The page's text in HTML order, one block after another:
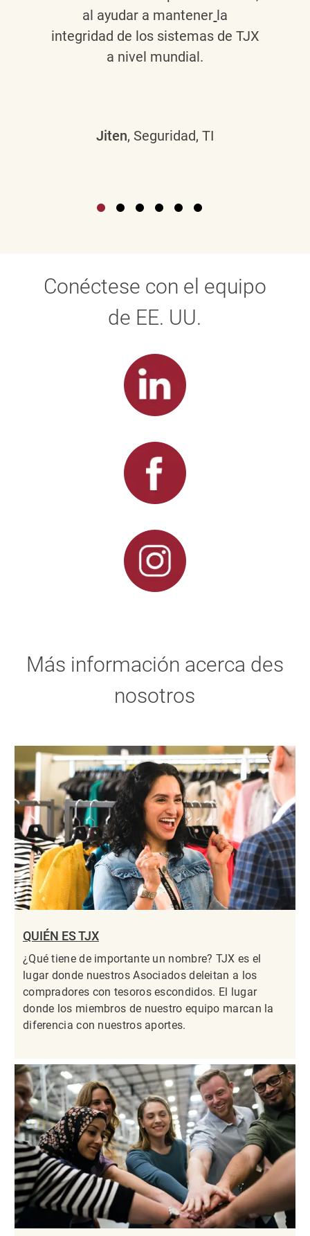
al ayudar a mantener la
integridad de los sistemas de TJX
a nivel mundial.
Jiten, Seguridad, TI
Conéctese con el equipo
de EE. UU.
Más información acerca des
nosotros
QUIÉN ES TJX
¿Qué tiene de importante un nombre? TJX es el
lugar donde nuestros Asociados deleitan a los
compradores con tesoros escondidos. El lugar
donde los miembros de nuestro equipo marcan la
diferencia con nuestros aportes.